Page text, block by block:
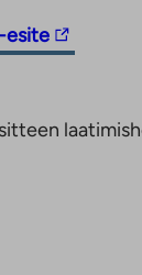
esite